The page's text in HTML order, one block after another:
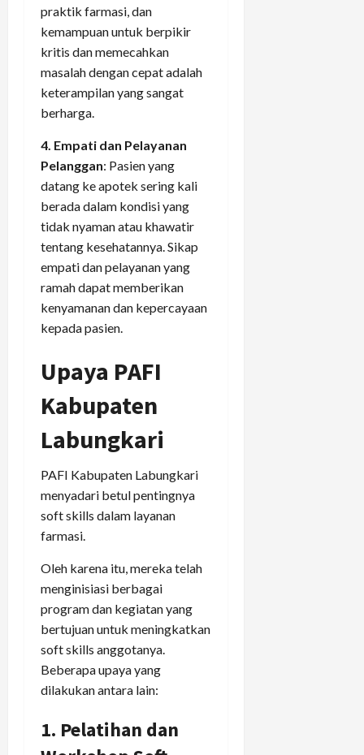
praktik farmasi, dan
kemampuan untuk berpikir
kritis dan memecahkan
masalah dengan cepat adalah
keterampilan yang sangat
berharga.
4. Empati dan Pelayanan
Pelanggan: Pasien yang
datang ke apotek sering kali
berada dalam kondisi yang
tidak nyaman atau khawatir
tentang kesehatannya. Sikap
empati dan pelayanan yang
ramah dapat memberikan
kenyamanan dan kepercayaan
kepada pasien.
Upaya PAFI
Kabupaten
Labungkari
PAFI Kabupaten Labungkari
menyadari betul pentingnya
soft skills dalam layanan
farmasi.
Oleh karena itu, mereka telah
menginisiasi berbagai
program dan kegiatan yang
bertujuan untuk meningkatkan
soft skills anggotanya.
Beberapa upaya yang
dilakukan antara lain:
1. Pelatihan dan